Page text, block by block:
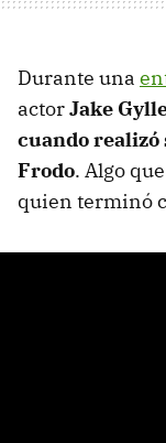
Durante una
actorJake
cuando realizó
Frodo. Algo
quien terminó